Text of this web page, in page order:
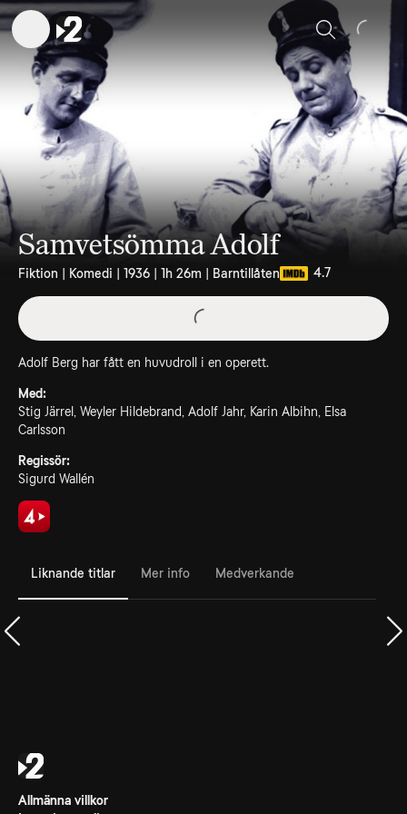
Sök
Samvetsömma Adolf
Fiktion | Komedi | 1936 | 1h 26m | Barntillåten 4.7
Adolf Berg har fått en huvudroll i en operett.
Med:
Stig Järrel, Weyler Hildebrand, Adolf Jahr, Karin Albihn, Elsa
Carlsson
Regissör:
Sigurd Wallén
Liknande titlar Mer info Medverkande
Allmänna villkor